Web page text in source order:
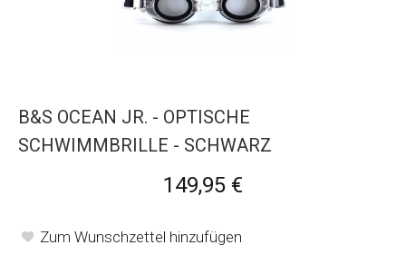
B&S OCEAN JR. - OPTISCHE
SCHWIMMBRILLE - SCHWARZ
149,95 €
Zum Wunschzettel hinzufügen